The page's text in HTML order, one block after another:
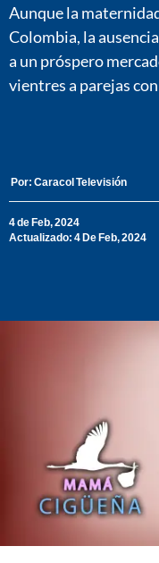
Aunque la
Colombia, la
a un próspero
vientres a parejas
Por: Caracol Televisión
4 de Feb, 2024
Actualizado: 4 De Feb, 2024